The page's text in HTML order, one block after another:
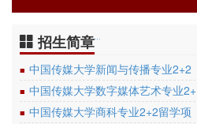
招生简章…
■ 中国传媒大学新闻与传播专业2+2
■ 中国传媒大学数字媒体艺术专业2+
■ 中国传媒大学商科专业2+2留学项